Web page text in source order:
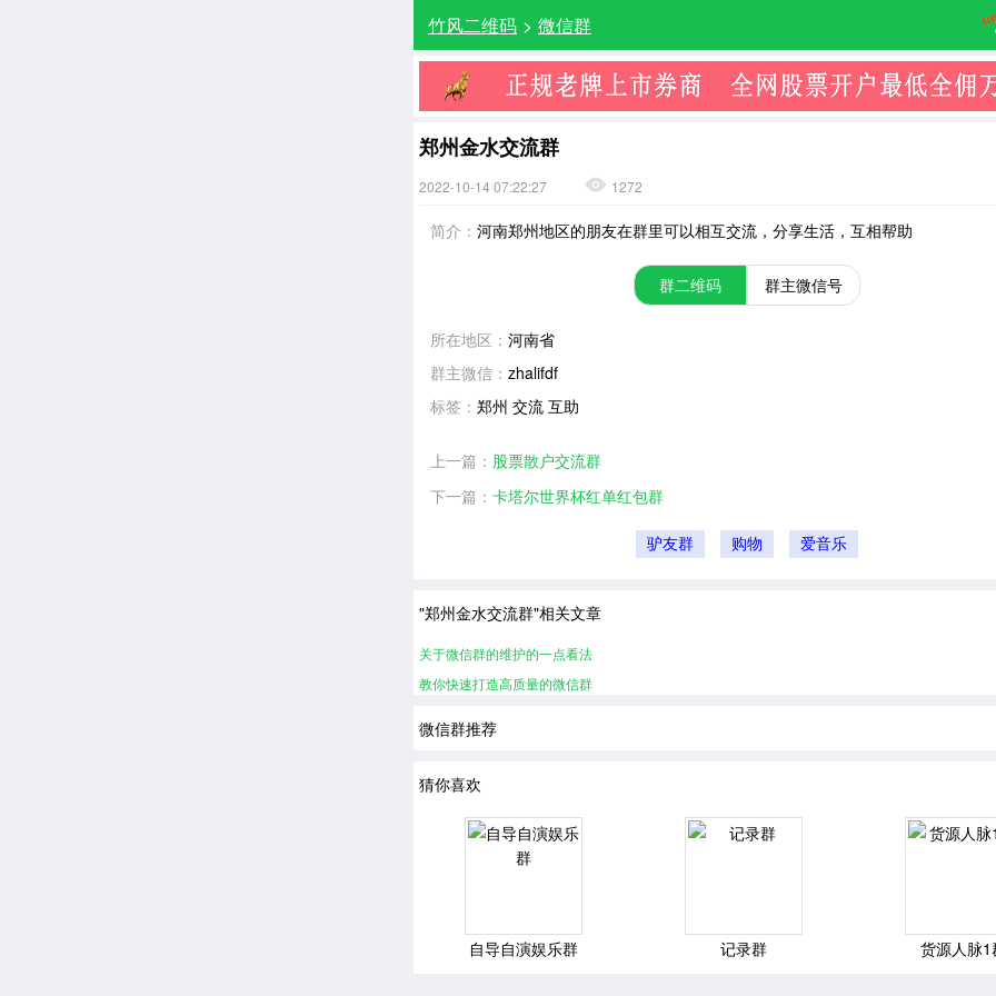
竹风二维码 > 微信群
郑州金水交流群
2022-10-14 07:22:27 1272
简介： 河南郑州地区的朋友在群里可以相互交流，分享生活，互相帮助
群二维码 群主微信号
所在地区： 河南省
群主微信： zhalifdf
标签： 郑州 交流 互助
上一篇： 股票散户交流群
下一篇： 卡塔尔世界杯红单红包群
驴友群 购物 爱音乐
"郑州金水交流群"相关文章
关于微信群的维护的一点看法
教你快速打造高质量的微信群
微信群推荐
猜你喜欢
自导自演娱乐群 记录群 货源人脉1